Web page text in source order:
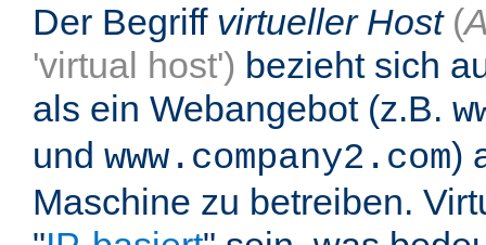
Der Begriff virtueller Host (
'virtual host') bezieht sich
als ein Webangebot (z.B.
und www.company2.com)
Maschine zu betreiben.